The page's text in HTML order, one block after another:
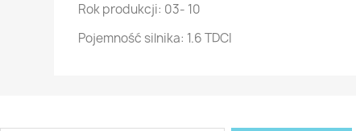
Rok produkcji: 03- 10
Pojemność silnika: 1.6 TDCI